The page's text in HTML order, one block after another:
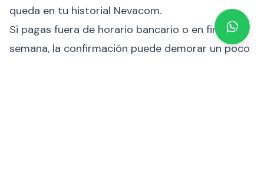
queda en tu historial Nevacom.
Si pagas fuera de horario bancario o en fin de
semana, la confirmación puede demorar un poco